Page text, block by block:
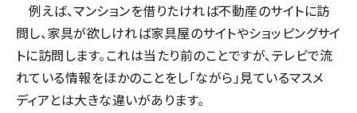
例えば、マンションを借りたければ不動産のサイトに訪
問し、家具が欲しければ家具屋のサイトやショッピングサイ
トに訪問します。これは当たり前のことですが、テレビで流
れている情報をほかのことをし「ながら」見ているマスメ
ディアとは大きな違いがあります。